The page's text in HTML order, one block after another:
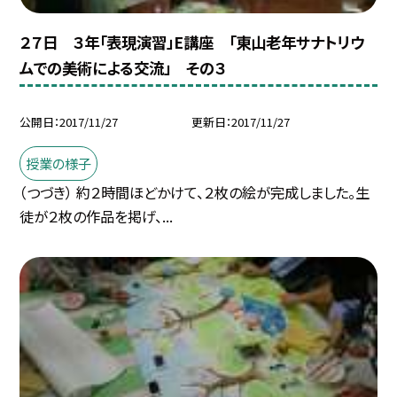
２７日 ３年「表現演習」E講座 「東山老年サナトリウ
ムでの美術による交流」 その３
公開日 2017/11/27 更新日 2017/11/27
授業の様子
（つづき） 約２時間ほどかけて、２枚の絵が完成しました。生
徒が２枚の作品を掲げ、...